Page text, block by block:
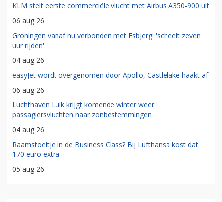
KLM stelt eerste commerciële vlucht met Airbus A350-900 uit
06 aug 26
Groningen vanaf nu verbonden met Esbjerg: 'scheelt zeven
uur rijden'
04 aug 26
easyJet wordt overgenomen door Apollo, Castlelake haakt af
06 aug 26
Luchthaven Luik krijgt komende winter weer
passagiersvluchten naar zonbestemmingen
04 aug 26
Raamstoeltje in de Business Class? Bij Lufthansa kost dat
170 euro extra
05 aug 26